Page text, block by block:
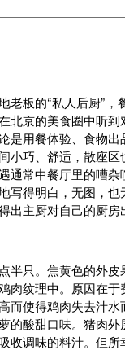
老板的“私人后厨”
北京的美食圈中听
是用餐体验、食物
小巧、舒适，散座
通常中餐厅里的嘈
写得明白，无图，
出主厨对自己的厨
半只。焦黄色的外
肉纹理中。原因在
而使得鸡肉失去汁
的酸甜口味。猪肉
收调味的料汁。但